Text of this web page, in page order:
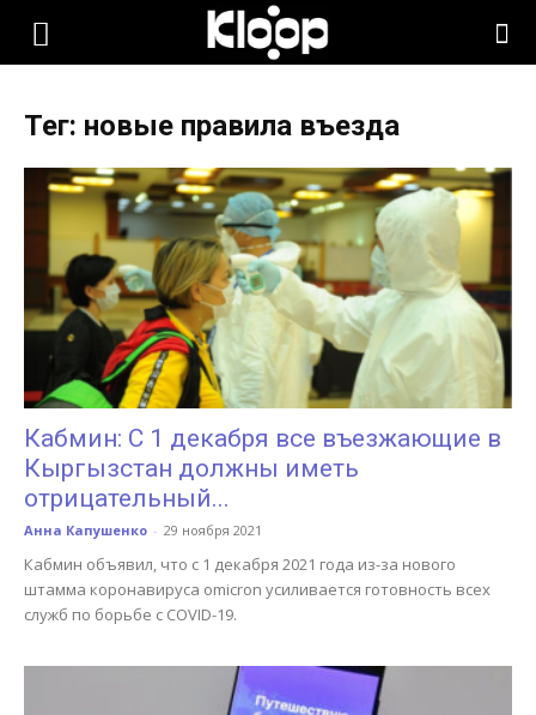
KLOOP.KG
Новости
Кыргызстана
Тег: новые правила въезда
Кабмин: С 1 декабря все въезжающие в
Кыргызстан должны иметь
отрицательный...
Анна Капушенко - 29 ноября 2021
Кабмин объявил, что с 1 декабря 2021 года из-за нового
штамма коронавируса omicron усиливается готовность всех
служб по борьбе с COVID-19.